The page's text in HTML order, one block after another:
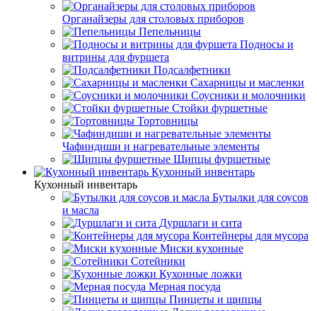
Органайзеры для столовых приборов
Пепельницы
Подносы и
витрины для фуршета
Подсалфетники
Сахарницы и масленки
Соусники и молочники
Стойки фуршетные
Тортовницы
Чафиндиши и нагревательные элементы
Щипцы фуршетные
Кухонный инвентарь
Кухонный инвентарь
Бутылки для соусов
и масла
Дуршлаги и сита
Контейнеры для мусора
Миски кухонные
Сотейники
Кухонные ложки
Мерная посуда
Пинцеты и щипцы